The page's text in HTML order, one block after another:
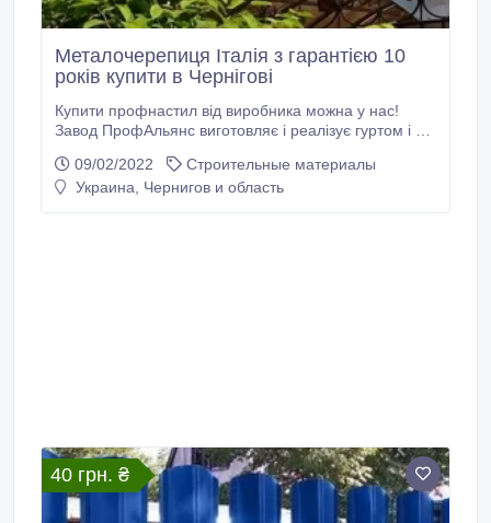
Металочерепиця Італія з гарантією 10
років купити в Чернігові
Купити профнастил від виробника можна у нас!
Завод ПрофАльянс виготовляє і реалізує гуртом і в
парканів, покрівель, обшивки стін і ангарів, штакет
для огородження клумб, прибудинкових територій,
09/02/2022
Строительные материалы
Украина, Чернигов и область
40 грн. ₴